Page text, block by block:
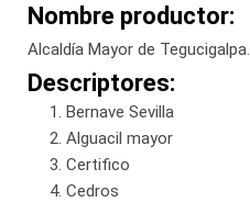
Nombre productor:
Alcaldía Mayor de Tegucigalpa.
Descriptores:
Bernave Sevilla
Alguacil mayor
Certifico
Cedros